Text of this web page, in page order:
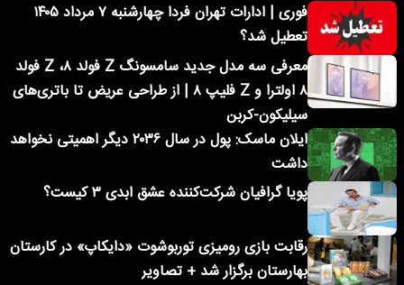
فوری | ادارات تهران فردا چهارشنبه ۷ مرداد ۱۴۰۵
تعطیل شد؟
معرفی سه مدل جدید سامسونگ Z فولد ۸، Z فولد
۸ اولترا و Z فلیپ ۸ | از طراحی عریض تا باتری‌های
سیلیکون-کربن
ایلان ماسک: پول در سال ۲۰۳۶ دیگر اهمیتی نخواهد
داشت
پویا گرافیان شرکت‌کننده عشق ابدی ۳ کیست؟
رقابت بازی رومیزی توربوشوت «دایکاپ» در کارستان
بهارستان برگزار شد + تصاویر